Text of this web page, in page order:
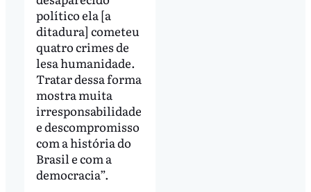
político ela [a
ditadura] cometeu
quatro crimes de
lesa humanidade.
Tratar dessa forma
mostra muita
irresponsabilidade
e descompromisso
com a história do
Brasil e com a
democracia”.